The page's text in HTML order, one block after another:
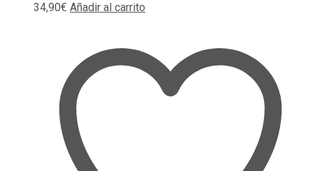
34,90€ Añadir al carrito